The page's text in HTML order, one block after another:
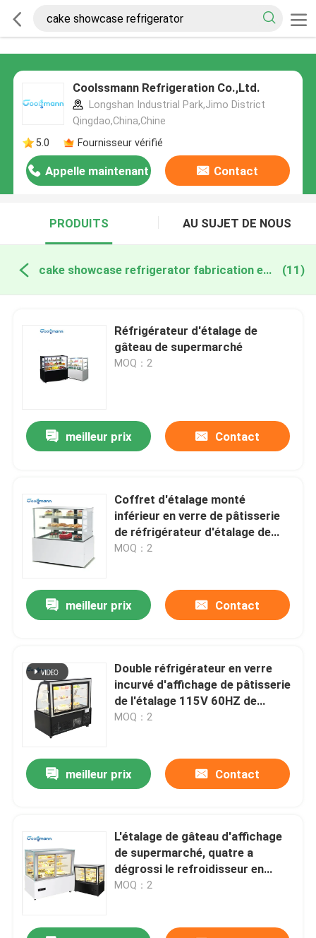
Coolssmann Refrigeration Co.,Ltd.
Longshan Industrial Park,Jimo District
Qingdao,China,Chine
5.0
Fournisseur vérifié
Appelle maintenant Contact
PRODUITS AU SUJET DE NOUS
cake showcase refrigerator fabrication en ligne (11)
Réfrigérateur d'étalage de
gâteau de supermarché
MOQ：2
meilleur prix Contact
Coffret d'étalage monté
inférieur en verre de pâtisserie
de réfrigérateur d'étalage de
gâteau
MOQ：2
meilleur prix Contact
Double réfrigérateur en verre
incurvé d'affichage de pâtisserie
de l'étalage 115V 60HZ de
gâteau de refroidisseur
MOQ：2
meilleur prix Contact
L'étalage de gâteau d'affichage
de supermarché, quatre a
dégrossi le refroidisseur en
verre d'affichage de dessert
MOQ：2